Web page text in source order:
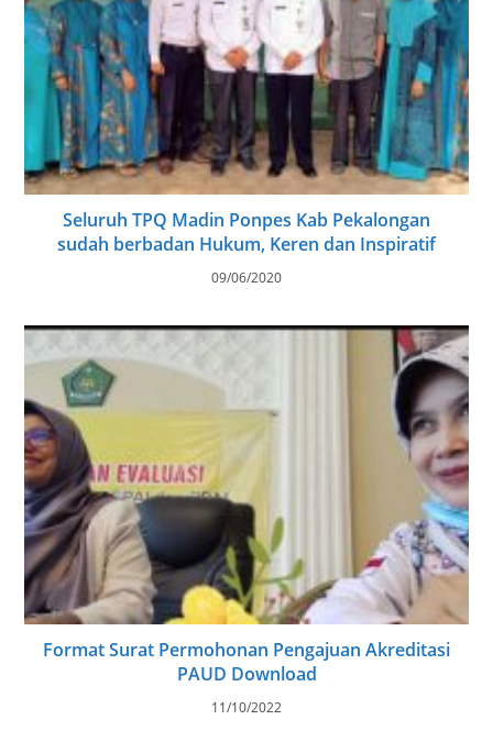
Seluruh TPQ Madin Ponpes Kab Pekalongan
sudah berbadan Hukum, Keren dan Inspiratif
09/06/2020
Format Surat Permohonan Pengajuan Akreditasi
PAUD Download
11/10/2022